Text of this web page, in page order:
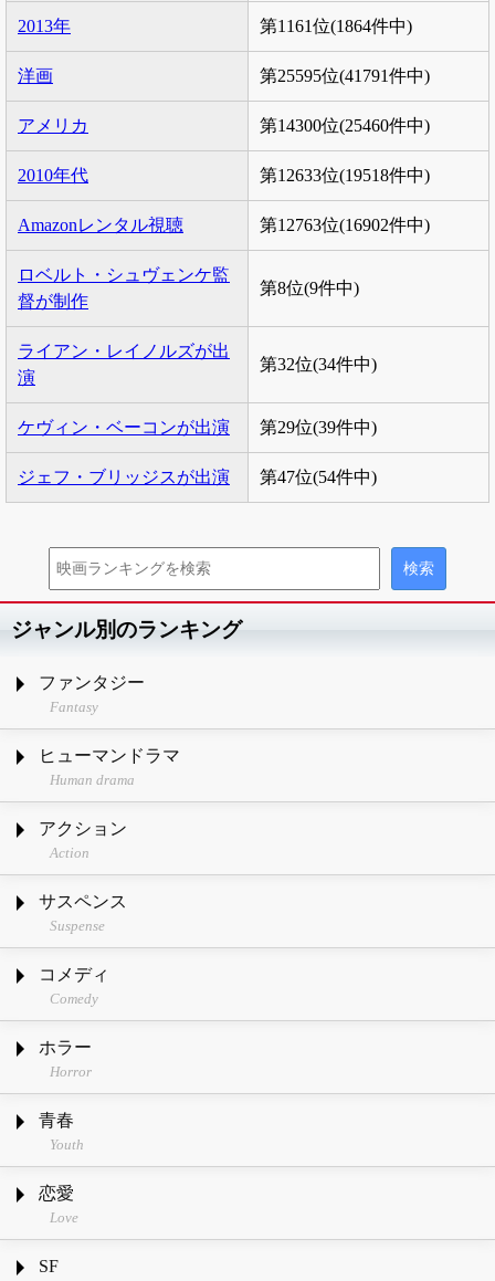
2013年 第1161位(1864件中)
洋画 第25595位(41791件中)
アメリカ 第14300位(25460件中)
2010年代 第12633位(19518件中)
Amazonレンタル視聴 第12763位(16902件中)
ロベルト・シュヴェンケ監
督が制作
第8位(9件中)
ライアン・レイノルズが出
演
第32位(34件中)
ケヴィン・ベーコンが出演 第29位(39件中)
ジェフ・ブリッジスが出演 第47位(54件中)
ジャンル別のランキング
ファンタジー
Fantasy
ヒューマンドラマ
Human drama
アクション
Action
サスペンス
Suspense
コメディ
Comedy
ホラー
Horror
青春
Youth
恋愛
Love
SF